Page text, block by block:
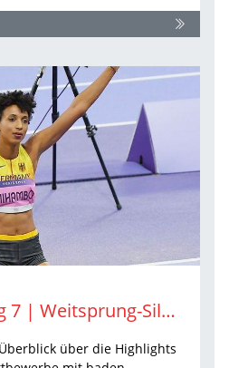
Olympia BW-Tag 7 | Weitsprung-Silber für Mihambo und Erleichterungsschrei im Kugelstoßen der Frauen
über die Highlights